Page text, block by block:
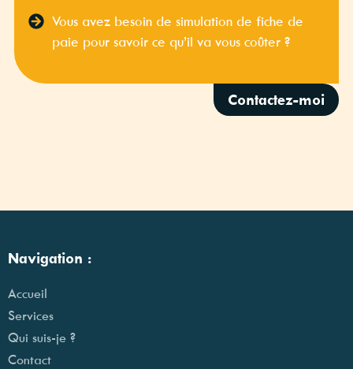
Vous avez besoin de simulation de fiche de
paie pour savoir ce qu’il va vous coûter ?
Contactez-moi
Navigation :
Accueil
Services
Qui suis-je ?
Contact